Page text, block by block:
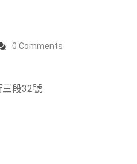
0 Comments
三段32號